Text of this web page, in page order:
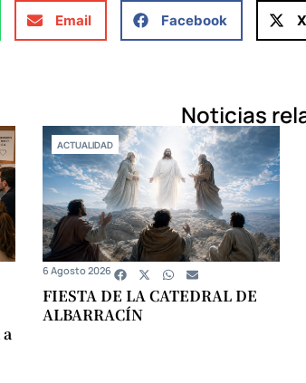
Email Facebook
Noticias
ACTUALIDAD
FIESTA DE LA CATEDRAL DE
ALBARRACÍN
6 Agosto 2026